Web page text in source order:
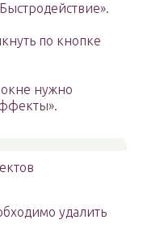
по кнопке
нужно
удалить